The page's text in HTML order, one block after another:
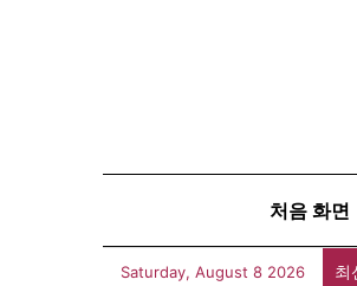
처음 화면
Saturday, August 8 2026 최